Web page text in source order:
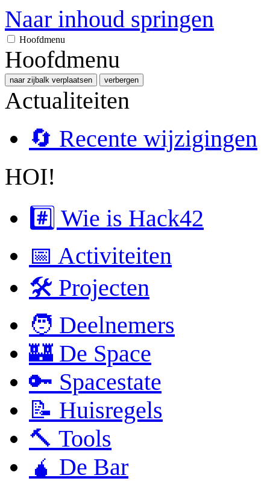
Naar inhoud springen
Hoofdmenu
Hoofdmenu
naar zijbalk verplaatsen verbergen
Actualiteiten
🔄 Recente wijzigingen
HOI!
#️⃣ Wie is Hack42
📅 Activiteiten
🛠 Projecten
🧑 Deelnemers
🏰 De Space
🔑 Spacestate
📝 Huisregels
🔨 Tools
🧉 De Bar